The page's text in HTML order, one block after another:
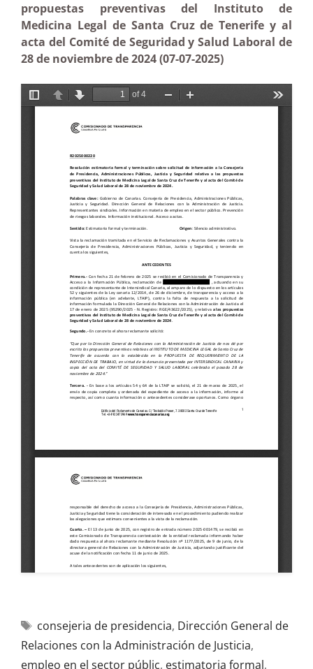
propuestas preventivas del Instituto de
Medicina Legal de Santa Cruz de Tenerife y al
acta del Comité de Seguridad y Salud Laboral de
28 de noviembre de 2024 (07-07-2025)
consejeria de presidencia, Dirección General de
Relaciones con la Administración de Justicia,
empleo en el sector públic, estimatoria formal,